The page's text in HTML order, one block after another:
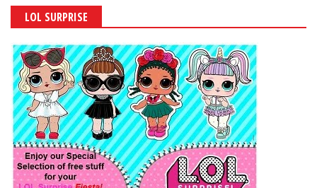
LOL SURPRISE